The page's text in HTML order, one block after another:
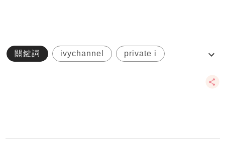
關鍵詞 ivychannel private i